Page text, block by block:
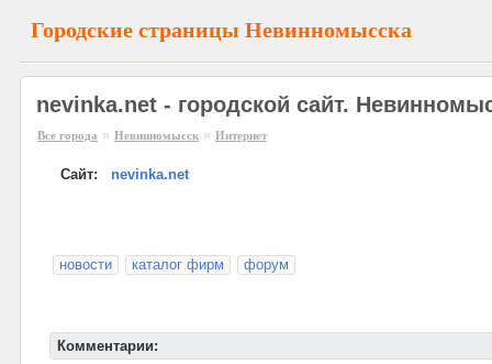
Городские страницы Невинномысска
nevinka.net - городской сайт.
Все города » Невинномысск » Интернет
Сайт: nevinka.net
новости каталог фирм форум
Комментарии: